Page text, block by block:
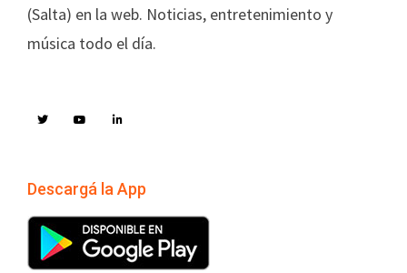
(Salta) en la web. Noticias, entretenimiento y
música todo el día.
Descargá la App